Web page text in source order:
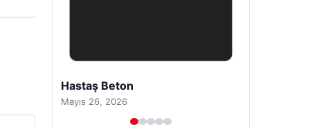
Hastaş Beton
Mayıs 26, 2026